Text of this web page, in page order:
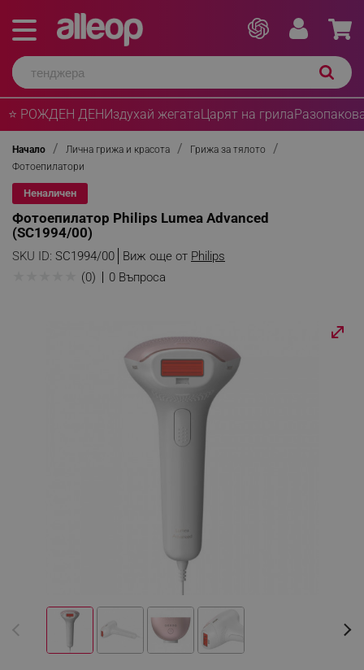
⭐ РОЖДЕН ДЕНИздухай жегатаЦарят на грила
Начало Лична грижа и красота
Грижа за тялото
Фотоепилатори
Неналичен
Фотоепилатор Philips Lumea Advanced
(SC1994/00)
SKU ID: SC1994/00 Виж още от Philips
(0) 0 Въпроса